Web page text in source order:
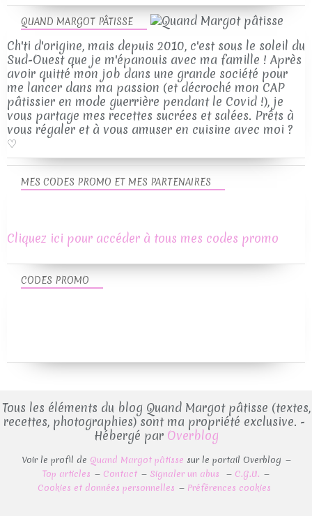
QUAND MARGOT PÂTISSE
Ch'ti d'origine, mais depuis 2010, c'est sous le soleil du
Sud-Ouest que je m'épanouis avec ma famille ! Après
avoir quitté mon job dans une grande société pour
me lancer dans ma passion (et décroché mon CAP
pâtissier en mode guerrière pendant le Covid !), je
vous partage mes recettes sucrées et salées. Prêts à
vous régaler et à vous amuser en cuisine avec moi ?
♡
CODES PROMO
MES CODES PROMO ET MES PARTENAIRES
Cliquez ici pour accéder à tous mes codes promo
Tous les éléments du blog Quand Margot pâtisse (textes,
recettes, photographies) sont ma propriété exclusive. -
Hébergé par Overblog
Voir le profil de Quand Margot pâtisse sur le portail Overblog
Top articles
Contact Signaler un abus
C.G.U.
Cookies et données personnelles
Préférences cookies